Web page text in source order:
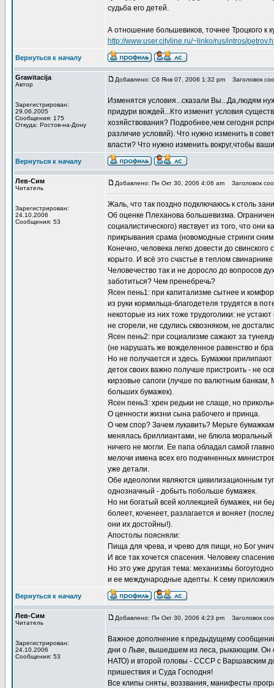
судьба его детей.
А отношение большевиков, точнее Троцкого к
http://www.user.cityline.ru/~linko/rus/intros/
Вернуться к началу
Grawitacija
Автор
Зарегистрирован:
29.06.2005
Сообщения: 175
Откуда: Ростов-на-Дону
Добавлено: Сб Янв 07, 2006 1:32 pm Заголовок
Изменятся условия...сказали Вы...Да,людям
придури вождей...Кто изменит условия
хозяйствования? Подробнее,чем сегодня
различие условий). Что нужно изменить в
власти? Что нужно изменить вокруг,чтобы
Вернуться к началу
Лев-Сим
Читатель
Зарегистрирован:
24.10.2006
Сообщения: 53
Добавлено: Пн Окт 30, 2006 4:06 am Заголовок
Жаль, что так поздно подключаюсь к столь
Об оценке Плеханова большевизма.
социалистического) явствует из того, что
прикрывания срама (новомодные стринги
Конечно, человека легко довести до
корыто. И всё это счастье в теплом
Человечество так и не доросло до вопросов
заботиться? Чем пренебречь?
Ясен пень1: при капитализме сытнее и
из руки кормильца-благодетеля трудятся в
некоторые из них тоже трудоголики: не
не сгорели, не сдулись сквозняком, не
Ясен пень2: при социализме сажают за
(не нарушать же вожделенное равенство и
Но не получается и здесь. Бумажки
деток своих важно получше пристроить - не
кирзовые сапоги (лучше по валютным банкам,
больших бумажек).
Ясен пень3: хрен редьки не слаще, но
О ценности жизни сына рабочего и принца.
О чем спор? Зачем лукавить? Мерьте
менялась бриллиантами, не блюла моральный
ничего не могли. Ее папа обладал самой
мелочи имена всех его подчиненных
уже детали.
Обе идеологии являются цивилизационным
однозначный - добыть побольше бумажек.
Но ни богатый всей коллекцией бумажек, ни
болеет, коченеет, разлагается и воняет
они их достойны!).
Апостолы поясняли:
Пища для чрева, и чрево для пищи, но Бог
И все так хочется спасения. Человеку
Но это уже другая тема: механизмы
и ее международные адепты. К сему
Вернуться к началу
Лев-Сим
Читатель
Зарегистрирован:
24.10.2006
Сообщения: 53
Добавлено: Пн Окт 30, 2006 4:23 pm Заголовок
Важное дополнение к предыдущему
дни о Льве, вышедшем из леса, рыкающим. Он
НАТО) и второй головы - СССР с Варшавским
пришествия и Суда Господня!
Все клипы сняты, воззвания, манифесты